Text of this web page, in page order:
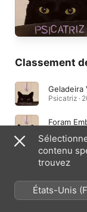
Classement
Geladeira
Psicatriz ·
Foram
Psicatriz
Psicatriz ·
contenu
trouvez
États-Unis
France)